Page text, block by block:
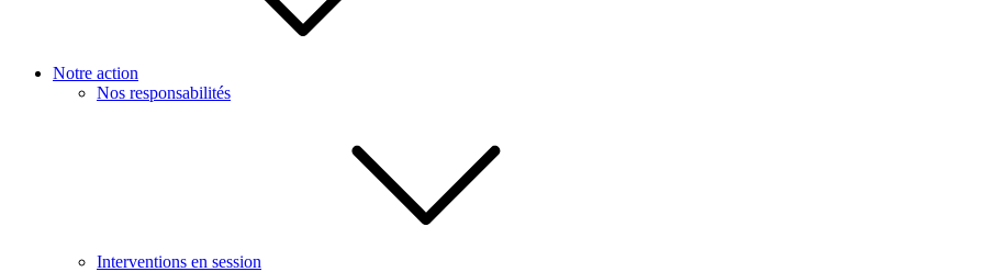
Notre action
Nos responsabilités
Interventions en session